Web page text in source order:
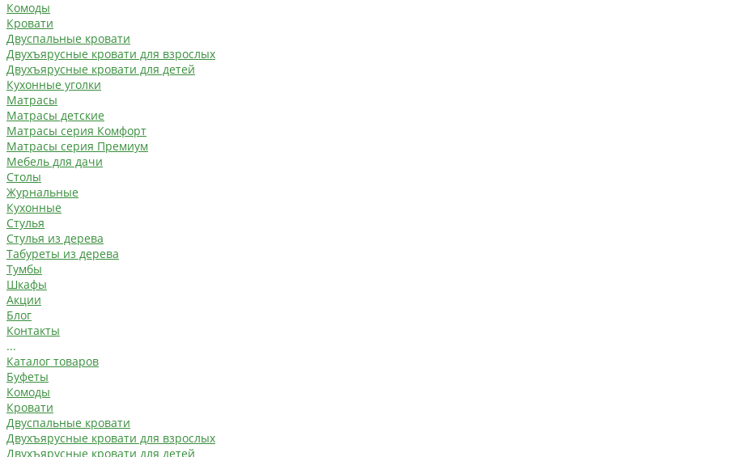
Комоды
Кровати
Двуспальные кровати
Двухъярусные кровати для взрослых
Двухъярусные кровати для детей
Кухонные уголки
Матрасы
Матрасы детские
Матрасы серия Комфорт
Матрасы серия Премиум
Мебель для дачи
Столы
Журнальные
Кухонные
Стулья
Стулья из дерева
Табуреты из дерева
Тумбы
Шкафы
Акции
Блог
Контакты
...
Каталог товаров
Буфеты
Комоды
Кровати
Двуспальные кровати
Двухъярусные кровати для взрослых
Двухъярусные кровати для детей